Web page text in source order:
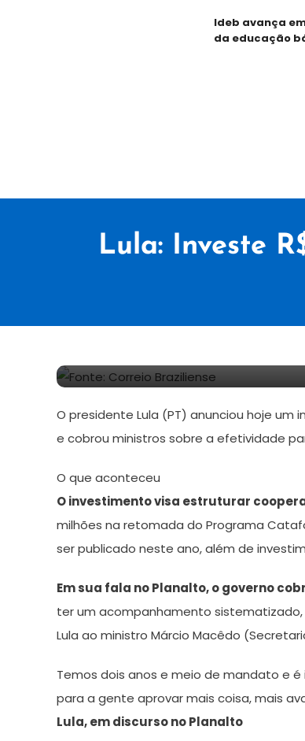
Ideb avança em
da educação
Lula: Investe
11
julho
de
Redação
O presidente Lula (PT) anunciou hoje
e cobrou ministros sobre a efetividade
O que aconteceu
O investimento visa estruturar
milhões na retomada do Programa
ser publicado neste ano, além de
Em sua fala no Planalto, o governo
ter um acompanhamento
Lula ao ministro Márcio Macêdo
Temos dois anos e meio de mandato e
para a gente aprovar mais coisa, mais
Lula, em discurso no Planalto